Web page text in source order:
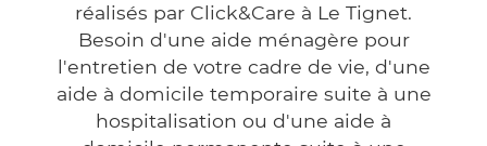
réalisés par Click&Care à Le Tignet.
Besoin d'une aide ménagère pour
l'entretien de votre cadre de vie, d'une
aide à domicile temporaire suite à une
hospitalisation ou d'une aide à